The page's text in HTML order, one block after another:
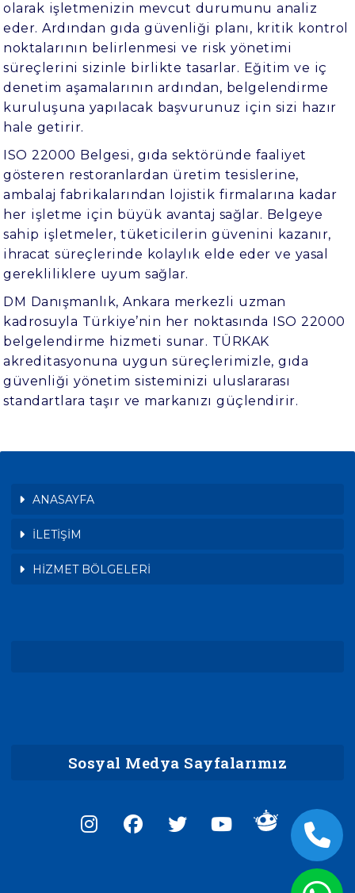
olarak işletmenizin mevcut durumunu analiz
eder. Ardından gıda güvenliği planı, kritik kontrol
noktalarının belirlenmesi ve risk yönetimi
süreçlerini sizinle birlikte tasarlar. Eğitim ve iç
denetim aşamalarının ardından, belgelendirme
kuruluşuna yapılacak başvurunuz için sizi hazır
hale getirir.
ISO 22000 Belgesi, gıda sektöründe faaliyet
gösteren restoranlardan üretim tesislerine,
ambalaj fabrikalarından lojistik firmalarına kadar
her işletme için büyük avantaj sağlar. Belgeye
sahip işletmeler, tüketicilerin güvenini kazanır,
ihracat süreçlerinde kolaylık elde eder ve yasal
gerekliliklere uyum sağlar.
DM Danışmanlık, Ankara merkezli uzman
kadrosuyla Türkiye’nin her noktasında ISO 22000
belgelendirme hizmeti sunar. TÜRKAK
akreditasyonuna uygun süreçlerimizle, gıda
güvenliği yönetim sisteminizi uluslararası
standartlara taşır ve markanızı güçlendirir.
ANASAYFA
İLETİŞİM
HİZMET BÖLGELERİ
Sosyal Medya Sayfalarımız